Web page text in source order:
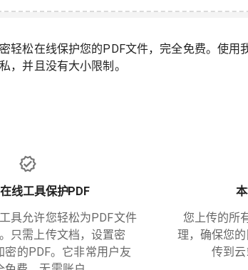
轻松在线保护您的PDF文件，完全免费。使用
，并且没有大小限制。
线工具保护PDF
具允许您轻松为PDF文件
只需上传文档，设置密
密的PDF。它非常用户友
您上传的所
理，确保您
传到云